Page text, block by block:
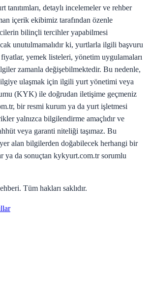
tanıtımları, detaylı incelemeler ve rehber
içerik ekibimiz tarafından özenle
bilinçli tercihler yapabilmesi
unutulmamalıdır ki, yurtlarla ilgili başvuru
yemek listeleri, yönetim uygulamaları
zamanla değişebilmektedir. Bu nedenle,
ulaşmak için ilgili yurt yönetimi veya
(KYK) ile doğrudan iletişime geçmeniz
bir resmi kurum ya da yurt işletmesi
yalnızca bilgilendirme amaçlıdır ve
veya garanti niteliği taşımaz. Bu
alan bilgilerden doğabilecek herhangi bir
ya da sonuçtan kykyurt.com.tr sorumlu
Tüm hakları saklıdır.